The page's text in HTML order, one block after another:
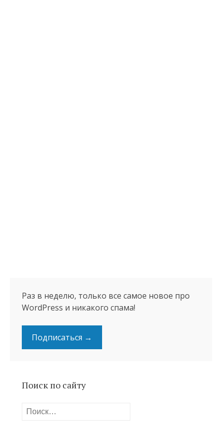
Раз в неделю, только все самое новое про
WordPress и никакого спама!
Подписаться →
Поиск по сайту
Найти: